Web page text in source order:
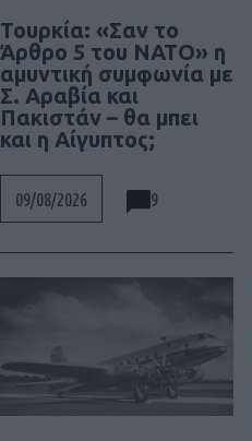
Τουρκία: «Σαν το
Άρθρο 5 του ΝΑΤΟ» η
αμυντική συμφωνία με
Σ. Αραβία και
Πακιστάν – θα μπει
και η Αίγυπτος;
09/08/2026 9